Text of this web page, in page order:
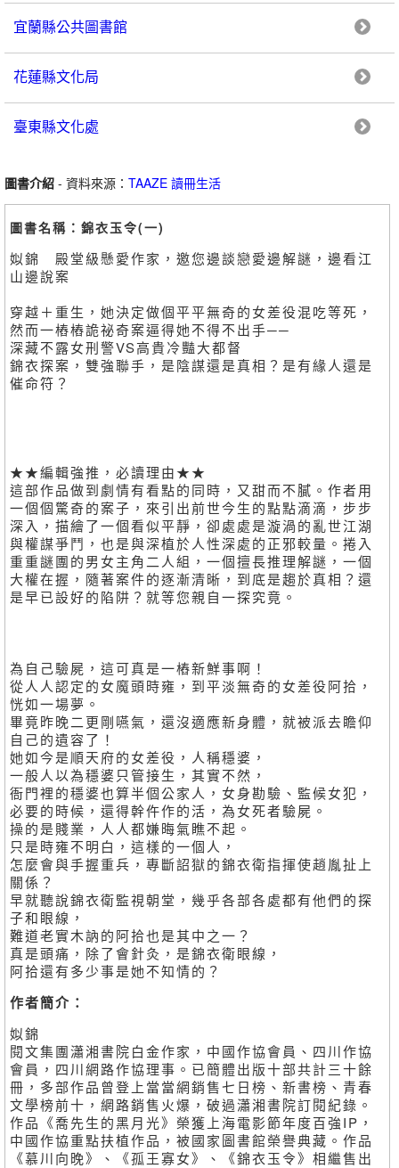
宜蘭縣公共圖書館
花蓮縣文化局
臺東縣文化處
圖書介紹 - 資料來源： TAAZE 讀冊生活
圖書名稱：錦衣玉令(一)
姒錦 殿堂級懸愛作家，邀您邊談戀愛邊解謎，邊看江
山邊說案
穿越＋重生，她決定做個平平無奇的女差役混吃等死，
然而一樁樁詭祕奇案逼得她不得不出手──
深藏不露女刑警VS高貴冷豔大都督
錦衣探案，雙強聯手，是陰謀還是真相？是有緣人還是
催命符？
★★編輯強推，必讀理由★★
這部作品做到劇情有看點的同時，又甜而不膩。作者用
一個個驚奇的案子，來引出前世今生的點點滴滴，步步
深入，描繪了一個看似平靜，卻處處是漩渦的亂世江湖
與權謀爭鬥，也是與深植於人性深處的正邪較量。捲入
重重謎團的男女主角二人組，一個擅長推理解謎，一個
大權在握，隨著案件的逐漸清晰，到底是趨於真相？還
是早已設好的陷阱？就等您親自一探究竟。
為自己驗屍，這可真是一樁新鮮事啊！
從人人認定的女魔頭時雍，到平淡無奇的女差役阿拾，
恍如一場夢。
畢竟昨晚二更剛嚥氣，還沒適應新身體，就被派去瞻仰
自己的遺容了！
她如今是順天府的女差役，人稱穩婆，
一般人以為穩婆只管接生，其實不然，
衙門裡的穩婆也算半個公家人，女身勘驗、監候女犯，
必要的時候，還得幹仵作的活，為女死者驗屍。
操的是賤業，人人都嫌晦氣瞧不起。
只是時雍不明白，這樣的一個人，
怎麼會與手握重兵，專斷詔獄的錦衣衛指揮使趙胤扯上
關係？
早就聽說錦衣衛監視朝堂，幾乎各部各處都有他們的探
子和眼線，
難道老實木訥的阿拾也是其中之一？
真是頭痛，除了會針灸，是錦衣衛眼線，
阿拾還有多少事是她不知情的？
作者簡介：
姒錦
閱文集團瀟湘書院白金作家，中國作協會員、四川作協
會員，四川網路作協理事。已簡體出版十部共計三十餘
冊，多部作品曾登上當當網銷售七日榜、新書榜、青春
文學榜前十，網路銷售火爆，破過瀟湘書院訂閱紀錄。
作品《喬先生的黑月光》榮獲上海電影節年度百強IP，
中國作協重點扶植作品，被國家圖書館榮譽典藏。作品
《慕川向晚》、《孤王寡女》、《錦衣玉令》相繼售出